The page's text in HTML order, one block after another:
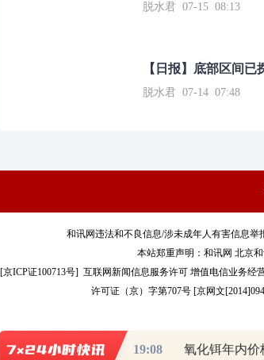
脱水君 07-15 08:13
【日报】底部区间
脱水君 07-14 07:48
和讯网违法和不良信息/涉未成年人有害信息举
本站郑重声明：和讯网 北京
[京ICP证100713号] 互联网新闻信息服务许可 增值电信业务经
许可证（京）字第707号 [京网文
Copyright©和
19:08